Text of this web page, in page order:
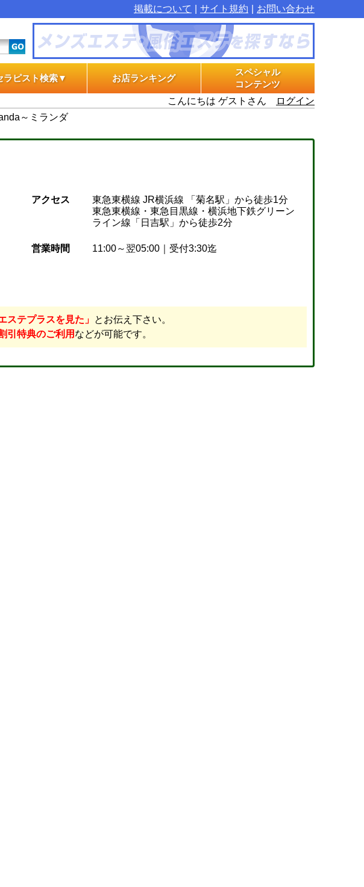
掲載について サイト規約 お問い合わせ
ラピスト検索▼
一般エステ
風俗エステ
お店ランキング
スペシャル
コンテンツ
グラビアプラス
エステ体験漫画
マル秘インタビュー
こんにちは ゲストさん
ログイン
～ミランダ
アクセス
東急東横線 JR横浜線 「菊名駅」から徒歩1分
東急東横線・東急目黒線・横浜地下鉄グリーン
ライン線「日吉駅」から徒歩2分
営業時間 11:00～翌05:00｜受付3:30迄
ステプラスを見た」 とお伝え下さい。
引特典のご利用 などが可能です。